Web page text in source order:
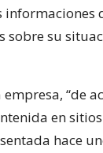
sobre su
“de
en
hace